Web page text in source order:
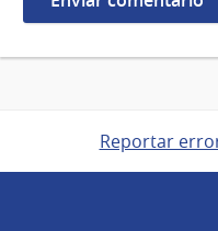
Reportar